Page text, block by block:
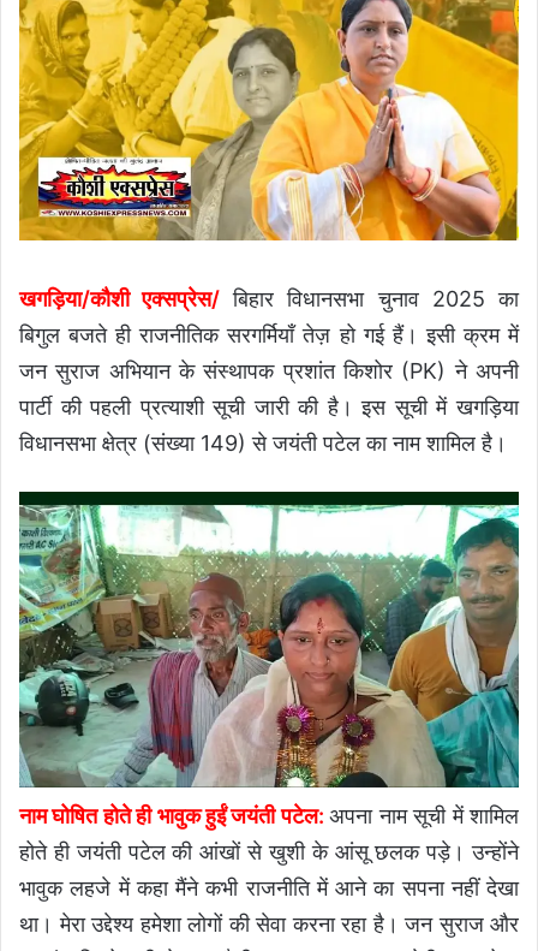
खगड़िया/कौशी एक्सप्रेस/ बिहार विधानसभा चुनाव 2025 का
बिगुल बजते ही राजनीतिक सरगर्मियाँ तेज़ हो गई हैं। इसी क्रम में
जन सुराज अभियान के संस्थापक प्रशांत किशोर (PK) ने अपनी
पार्टी की पहली प्रत्याशी सूची जारी की है। इस सूची में खगड़िया
विधानसभा क्षेत्र (संख्या 149) से जयंती पटेल का नाम शामिल है।
नाम घोषित होते ही भावुक हुईं जयंती पटेल: अपना नाम सूची में शामिल
होते ही जयंती पटेल की आंखों से खुशी के आंसू छलक पड़े। उन्होंने
भावुक लहजे में कहा मैंने कभी राजनीति में आने का सपना नहीं देखा
था। मेरा उद्देश्य हमेशा लोगों की सेवा करना रहा है। जन सुराज और